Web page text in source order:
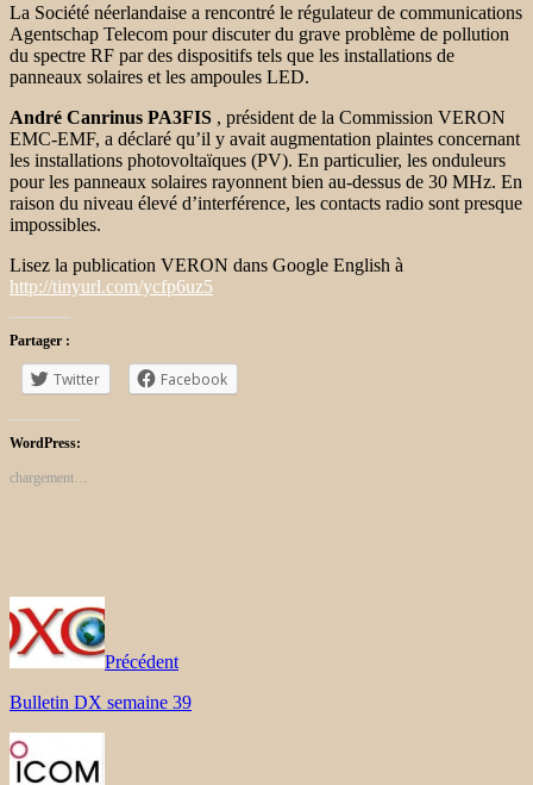
La Société néerlandaise a rencontré le régulateur de communications
Agentschap Telecom pour discuter du grave problème de pollution
du spectre RF par des dispositifs tels que les installations de
panneaux solaires et les ampoules LED.
André Canrinus PA3FIS , président de la Commission VERON
EMC-EMF, a déclaré qu’il y avait augmentation plaintes concernant
les installations photovoltaïques (PV). En particulier, les onduleurs
pour les panneaux solaires rayonnent bien au-dessus de 30 MHz. En
raison du niveau élevé d’interférence, les contacts radio sont presque
impossibles.
Lisez la publication VERON dans Google English à
http://tinyurl.com/ycfp6uz5
Partager :
Twitter Facebook
WordPress:
chargement…
Précédent
Bulletin DX semaine 39